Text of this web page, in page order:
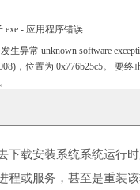
- 应用程序错误
生异常 unknown software
，位置为 0x776b25c5。 要终
下载安装系统系统运行
程或服务，甚至是重装